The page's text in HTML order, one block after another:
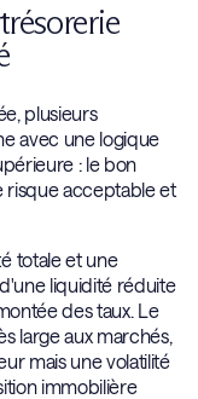
plusieurs
avec une logique
: le bon
risque acceptable et
totale et une
liquidité réduite
des taux. Le
large aux marchés,
mais une volatilité
immobilière